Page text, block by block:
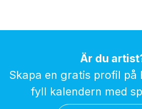
Är du
Skapa en gratis profil på
fyll kalendern med